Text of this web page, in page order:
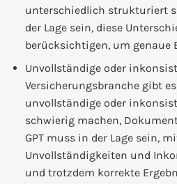
unterschiedlich strukturiert
der Lage sein, diese
berücksichtigen, um genaue
Unvollständige oder
Versicherungsbranche gibt
unvollständige oder
schwierig machen,
GPT muss in der Lage sein,
Unvollständigkeiten und
und trotzdem korrekte